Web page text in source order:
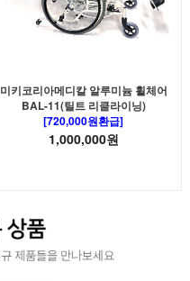
미키코리아메디칼 알루미늄 휠체어
BAL-11(틸트 리클라이닝)
[720,000원환급]
1,000,000원